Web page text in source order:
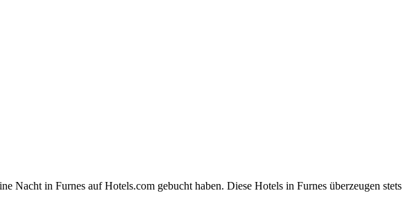
Nacht in Furnes auf Hotels.com gebucht haben. Diese Hotels in Furnes überzeugen stets